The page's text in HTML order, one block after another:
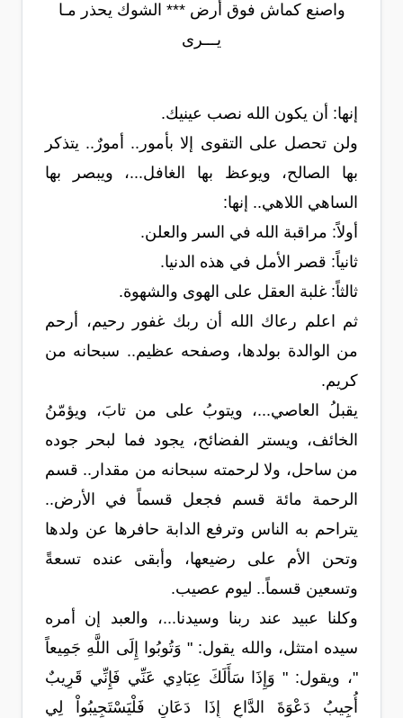
واصنع كماش فوق أرض *** الشوك يحذر مـا
يـــرى
إنها: أن يكون الله نصب عينيك.
ولن تحصل على التقوى إلا بأمور.. أمورٌ.. يتذكر
بها الصالح، ويوعظ بها الغافل...، ويبصر بها
الساهي اللاهي.. إنها:
أولاً: مراقبة الله في السر والعلن.
ثانياً: قصر الأمل في هذه الدنيا.
ثالثاً: غلبة العقل على الهوى والشهوة.
ثم اعلم رعاك الله أن ربك غفور رحيم، أرحم
من الوالدة بولدها، وصفحه عظيم.. سبحانه من
كريم.
يقبلُ العاصي...، ويتوبُ على من تابَ، ويؤمّنُ
الخائف، ويستر الفضائح، يجود فما لبحر جوده
من ساحل، ولا لرحمته سبحانه من مقدار.. قسم
الرحمة مائة قسم فجعل قسماً في الأرض..
يتراحم به الناس وترفع الدابة حافرها عن ولدها
وتحن الأم على رضيعها، وأبقى عنده تسعةً
وتسعين قسماً.. ليوم عصيب.
وكلنا عبيد عند ربنا وسيدنا...، والعبد إن أمره
سيده امتثل، والله يقول: " وَتُوبُوا إِلَى اللَّهِ جَمِيعاً
"، ويقول: " وَإِذَا سَأَلَكَ عِبَادِي عَنِّي فَإِنِّي قَرِيبٌ
أُجِيبُ دَعْوَةَ الدَّاعِ إِذَا دَعَانِ فَلْيَسْتَجِيبُواْ لِي